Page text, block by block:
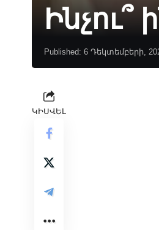
Published: 6 Դեկտեմբերի,
ԿԻՍՎԵԼ